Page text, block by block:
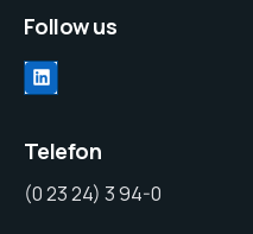
Follow us
Telefon
(0 23 24) 3 94-0